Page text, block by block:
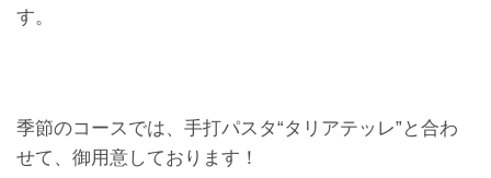
す。
季節のコースでは、手打パスタ“タリアテッレ”と合わ
せて、御用意しております！